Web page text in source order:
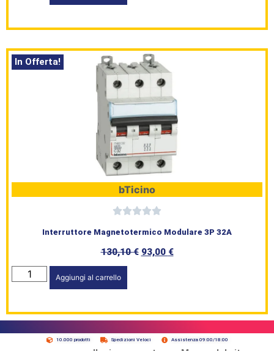
In Offerta!
bTicino
Interruttore Magnetotermico Modulare 3P 32A
130,10€ 93,00 €
Aggiungi al carrello
10.000 prodotti Spedizioni Veloci Assistenza 09:00/18:00